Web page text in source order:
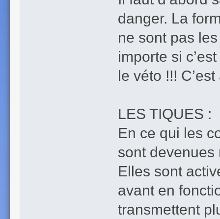
danger. La
ne sont pas
importe si
le véto !!!
LES TIQUES :
En ce qui les
sont devenues
Elles sont
avant en
transmettent